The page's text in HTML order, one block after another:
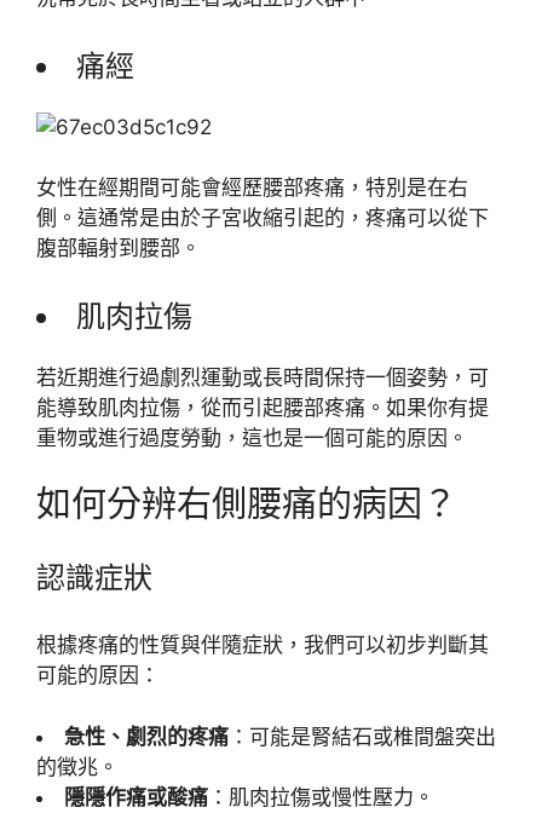
痛經
女性在經期間可能會經歷腰部疼痛，特別是在右
側。這通常是由於子宮收縮引起的，疼痛可以從下
腹部輻射到腰部。
肌肉拉傷
若近期進行過劇烈運動或長時間保持一個姿勢，可
能導致肌肉拉傷，從而引起腰部疼痛。如果你有提
重物或進行過度勞動，這也是一個可能的原因。
如何分辨右側腰痛的病因？
認識症狀
根據疼痛的性質與伴隨症狀，我們可以初步判斷其
可能的原因：
急性、劇烈的疼痛 ：可能是腎結石或椎間盤突出
的徵兆。
隱隱作痛或酸痛 ：肌肉拉傷或慢性壓力。